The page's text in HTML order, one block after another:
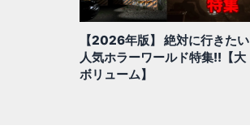
【2026年版】 絶対に行きたい
人気ホラーワールド特集!!【大
ボリューム】